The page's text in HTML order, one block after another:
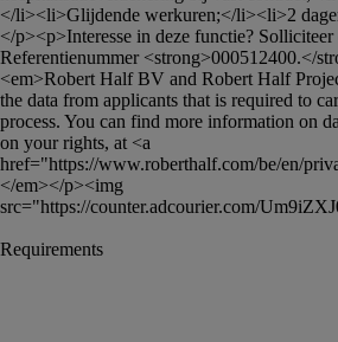
</li><li>Glijdende werkuren;</li><li>2
</p><p>Interesse in deze functie? Solliciteer
Referentienummer <strong>000512400.</
<em>Robert Half BV and Robert Half
the data from applicants that is required to
process. You can find more information on
on your rights, at <a
href="https://www.roberthalf.com/be/en/
</em></p><img
src="https://counter.adcourier.com/